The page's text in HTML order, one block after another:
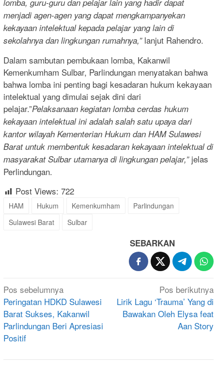
lomba, guru-guru dan pelajar lain yang hadir dapat
menjadi agen-agen yang dapat mengkampanyekan
kekayaan intelektual kepada pelajar yang lain di
sekolahnya dan lingkungan rumahnya,”lanjut Rahendro.
Dalam sambutan pembukaan lomba, Kakanwil
Kemenkumham Sulbar, Parlindungan menyatakan bahwa
bahwa lomba ini penting bagi kesadaran hukum kekayaan
intelektual yang dimulai sejak dini dari
pelajar.”Pelaksanaan kegiatan lomba cerdas hukum
kekayaan intelektual ini adalah salah satu upaya dari
kantor wilayah Kementerian Hukum dan HAM Sulawesi
Barat untuk membentuk kesadaran kekayaan intelektual di
masyarakat Sulbar utamanya di lingkungan pelajar,”jelas
Perlindungan.
Post Views: 722
HAM Hukum Kemenkumham
Parlindungan
Sulawesi Barat
Sulbar
SEBARKAN
Navigasi
pos
Pos sebelumnya
Peringatan HDKD Sulawesi
Barat Sukses, Kakanwil
Parlindungan Beri Apresiasi
Positif
Pos berikutnya
Lirik Lagu ‘Trauma’ Yang di
Bawakan Oleh Elysa feat
Aan Story